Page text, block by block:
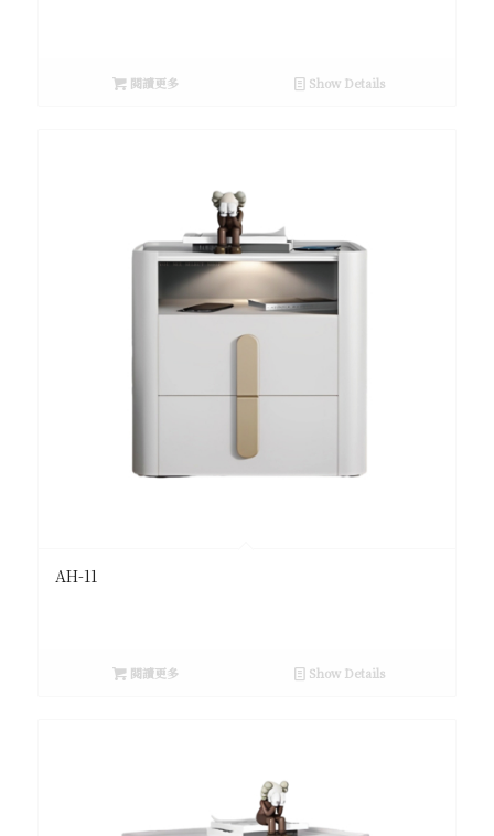
閱讀更多 Show Details
AH-11
閱讀更多 Show Details